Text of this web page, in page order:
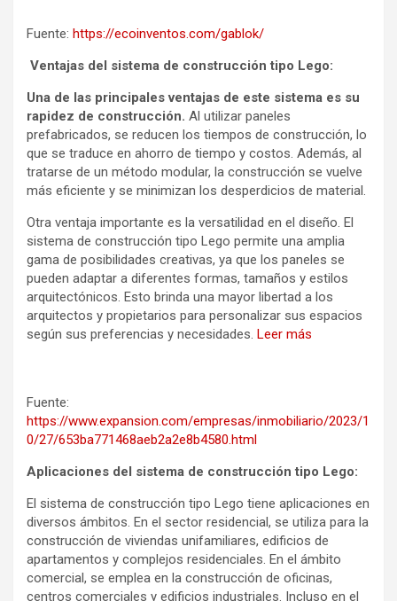
Fuente: https://ecoinventos.com/gablok/
Ventajas del sistema de construcción tipo Lego:
Una de las principales ventajas de este sistema es su
rapidez de construcción. Al utilizar paneles
prefabricados, se reducen los tiempos de construcción, lo
que se traduce en ahorro de tiempo y costos. Además, al
tratarse de un método modular, la construcción se vuelve
más eficiente y se minimizan los desperdicios de material.
Otra ventaja importante es la versatilidad en el diseño. El
sistema de construcción tipo Lego permite una amplia
gama de posibilidades creativas, ya que los paneles se
pueden adaptar a diferentes formas, tamaños y estilos
arquitectónicos. Esto brinda una mayor libertad a los
arquitectos y propietarios para personalizar sus espacios
según sus preferencias y necesidades. Leer más
Fuente:
https://www.expansion.com/empresas/inmobiliario/2023/1
0/27/653ba771468aeb2a2e8b4580.html
Aplicaciones del sistema de construcción tipo Lego:
El sistema de construcción tipo Lego tiene aplicaciones en
diversos ámbitos. En el sector residencial, se utiliza para la
construcción de viviendas unifamiliares, edificios de
apartamentos y complejos residenciales. En el ámbito
comercial, se emplea en la construcción de oficinas,
centros comerciales y edificios industriales. Incluso en el